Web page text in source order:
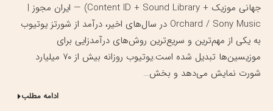
جهانی موزیک + Content ID + Sound Library) — ایران مجوز |
Orchard / Sony Music در سال‌های اخیر، درآمد از شورتز یوتیوب
به یکی از مهم‌ترین و سریع‌ترین روش‌های درآمدزایی برای
موزیسین‌ها تبدیل شده است.یوتیوب روزانه بیش از ۷۰ میلیارد
شورت نمایش می‌دهد و بخش…
ادامه مطلب